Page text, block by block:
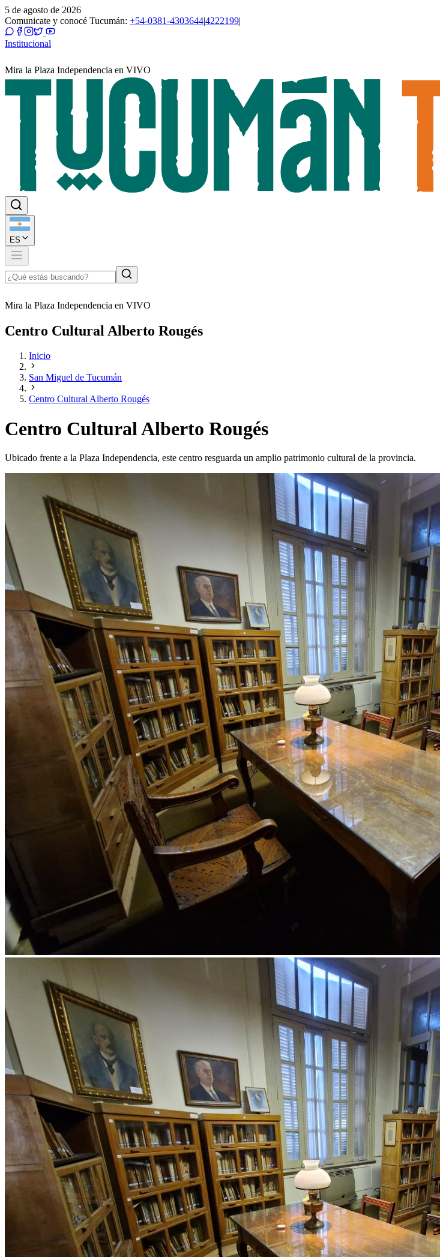
5 de agosto de 2026
Comunicate y conocé Tucumán: +54-0381-4303644|4222199|
Institucional
Mira la Plaza Independencia en VIVO
ES
Mira la Plaza Independencia en VIVO
Centro Cultural Alberto Rougés
Inicio
San Miguel de Tucumán
Centro Cultural Alberto Rougés
Centro Cultural Alberto Rougés
Ubicado frente a la Plaza Independencia, este centro resguarda un amplio patrimonio cultural de la provincia.